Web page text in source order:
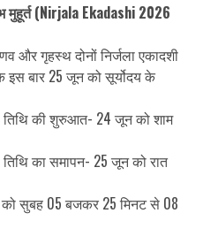
मुहूर्त (Nirjala Ekadashi 2026
और गृहस्थ दोनों निर्जला एकादशी
इस बार 25 जून को सूर्योदय के
तिथि की शुरुआत- 24 जून को शाम
का समापन- 25 जून को रात
सुबह 05 बजकर 25 मिनट से 08